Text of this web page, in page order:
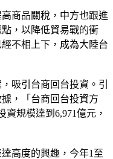
商品關稅，中方也跟進
，以降低貿易戰的衝
不相上下，成為大陸台
吸引台商回台投資。引
，「台商回台投資方
規模達到6,971億元，
高度的興趣，今年1至